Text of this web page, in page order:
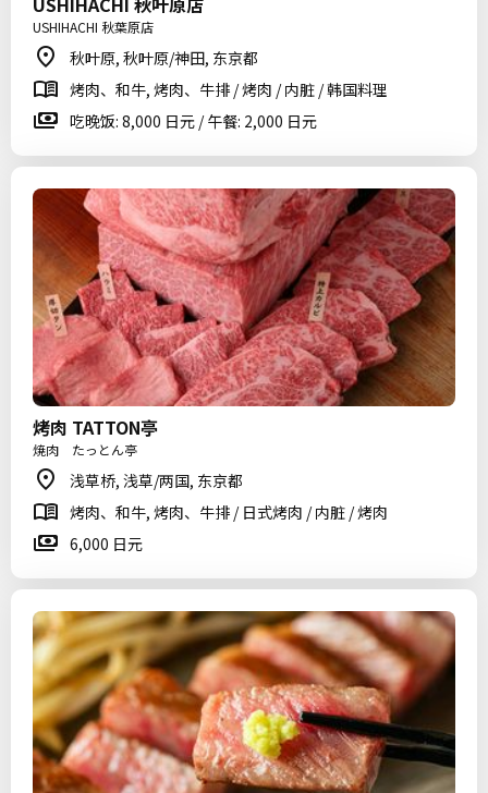
USHIHACHI 秋葉原店
秋叶原, 秋叶原/神田, 东京都
烤肉、和牛, 烤肉、牛排 / 烤肉 / 内脏 / 韩国料理
吃晚饭: 8,000 日元 / 午餐: 2,000 日元
烤肉 TATTON亭
焼肉 たっとん亭
浅草桥, 浅草/两国, 东京都
烤肉、和牛, 烤肉、牛排 / 日式烤肉 / 内脏 / 烤肉
6,000 日元